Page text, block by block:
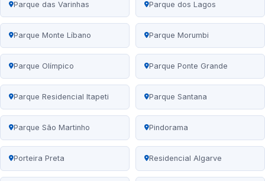
Parque das Varinhas Parque dos Lagos
Parque Monte Líbano Parque Morumbi
Parque Olímpico Parque Ponte Grande
Parque Residencial Itapeti Parque Santana
Parque São Martinho Pindorama
Porteira Preta Residencial Algarve